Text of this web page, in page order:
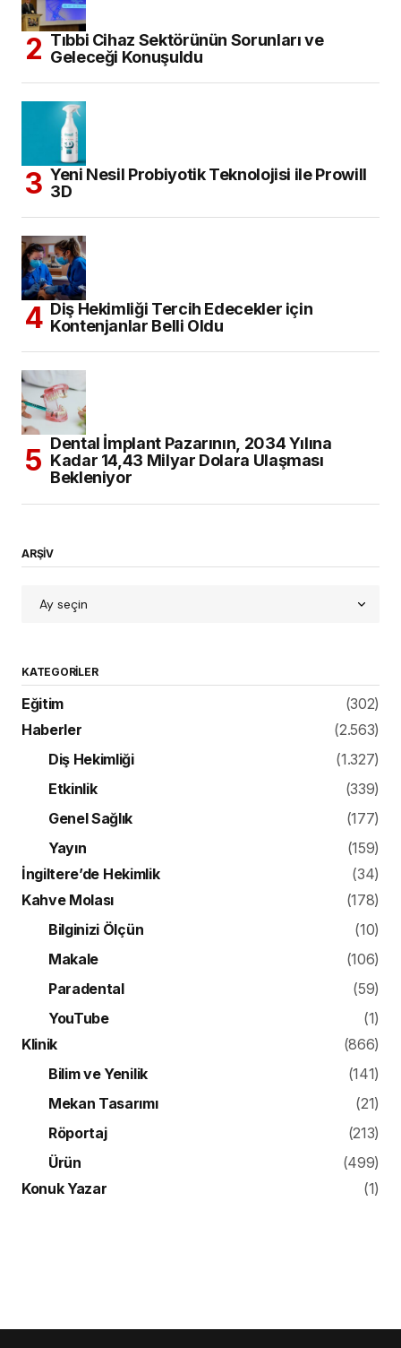
Tıbbi Cihaz Sektörünün Sorunları ve
Geleceği Konuşuldu
Yeni Nesil Probiyotik Teknolojisi ile Prowill
3D
Diş Hekimliği Tercih Edecekler için
Kontenjanlar Belli Oldu
Dental İmplant Pazarının, 2034 Yılına
Kadar 14,43 Milyar Dolara Ulaşması
Bekleniyor
ARŞİV
KATEGORILER
Eğitim
(302)
Haberler
(2.563)
Diş Hekimliği
(1.327)
Etkinlik
(339)
Genel Sağlık
(177)
Yayın
(159)
İngiltere’de Hekimlik
(34)
Kahve Molası
(178)
Bilginizi Ölçün
(10)
Makale
(106)
Paradental
(59)
YouTube
(1)
Klinik
(866)
Bilim ve Yenilik
(141)
Mekan Tasarımı
(21)
Röportaj
(213)
Ürün
(499)
Konuk Yazar
(1)